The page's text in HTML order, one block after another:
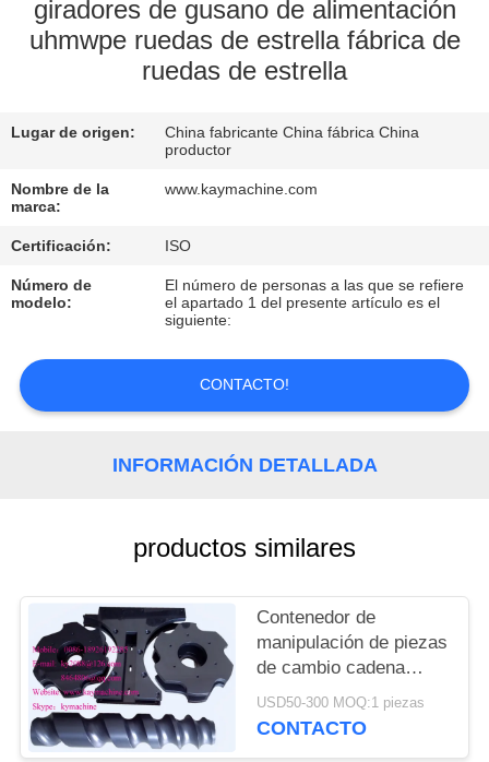
CONTROL
CONTACTO
NOTICIAS
UNA
COTIZACIÓN
PRIVACY
POLICY
giradores de gusano de alimentación
uhmwpe ruedas de estrella fábrica de
ruedas de estrella
Lugar de origen:
China fabricante China fábrica China
productor
Nombre de la
marca:
www.kaymachine.com
Certificación: ISO
Número de
modelo:
El número de personas a las que se refiere
el apartado 1 del presente artículo es el
siguiente:
CONTACTO!
INFORMACIÓN DETALLADA
productos similares
Contenedor de
manipulación de piezas
de cambio cadena
transportadora para
cerveza línea de
USD50-300 MOQ:1 piezas
CONTACTO